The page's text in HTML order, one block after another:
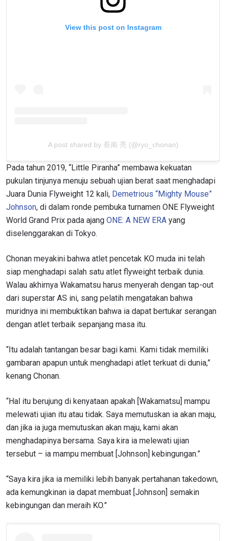
View this post on Instagram
A post shared by 長南 亮 (@ryo_chonan)
Pada tahun 2019, “Little Piranha” membawa kekuatan
pukulan tinjunya menuju sebuah ujian berat saat menghadapi
Juara Dunia Flyweight 12 kali, Demetrious “Mighty Mouse”
Johnson, di dalam ronde pembuka turnamen ONE Flyweight
World Grand Prix pada ajang ONE: A NEW ERA yang
diselenggarakan di Tokyo.
Chonan meyakini bahwa atlet pencetak KO muda ini telah
siap menghadapi salah satu atlet flyweight terbaik dunia.
Walau akhirnya Wakamatsu harus menyerah dengan tap-out
dari superstar AS ini, sang pelatih mengatakan bahwa
muridnya ini membuktikan bahwa ia dapat bertukar serangan
dengan atlet terbaik sepanjang masa itu.
“Itu adalah tantangan besar bagi kami. Kami tidak memiliki
gambaran apapun untuk menghadapi atlet terkuat di dunia,”
kenang Chonan.
“Hal itu berujung di kenyataan apakah [Wakamatsu] mampu
melewati ujian itu atau tidak. Saya memutuskan ia akan maju,
dan jika ia juga memutuskan akan maju, kami akan
menghadapinya bersama. Saya kira ia melewati ujian
tersebut – ia mampu membuat [Johnson] kebingungan.”
“Saya kira jika ia memiliki lebih banyak pertahanan takedown,
ada kemungkinan ia dapat membuat [Johnson] semakin
kebingungan dan meraih KO.”
Kebijakan Privasi
kapan saja.